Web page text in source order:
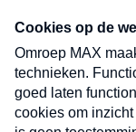
nieuwsbrief.
uw mailbox.